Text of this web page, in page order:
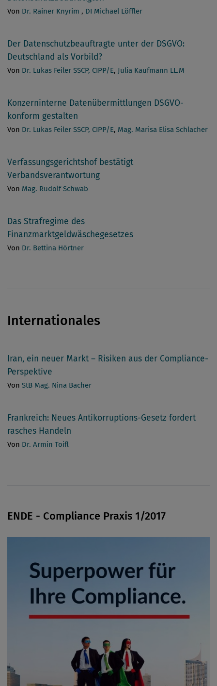
Von Dr. Rainer Knyrim , DI Michael Löffler
Der Datenschutzbeauftragte unter der DSGVO:
Deutschland als Vorbild?
Von Dr. Lukas Feiler SSCP, CIPP/E, Julia Kaufmann LL.M
Konzerninterne Datenübermittlungen DSGVO-
konform gestalten
Von Dr. Lukas Feiler SSCP, CIPP/E, Mag. Marisa Elisa Schlacher
Verfassungsgerichtshof bestätigt
Verbandsverantwortung
Von Mag. Rudolf Schwab
Das Strafregime des
Finanzmarktgeldwäschegesetzes
Von Dr. Bettina Hörtner
Internationales
Iran, ein neuer Markt – Risiken aus der Compliance-
Perspektive
Von StB Mag. Nina Bacher
Frankreich: Neues Antikorruptions-Gesetz fordert
rasches Handeln
Von Dr. Armin Toifl
ENDE - Compliance Praxis 1/2017